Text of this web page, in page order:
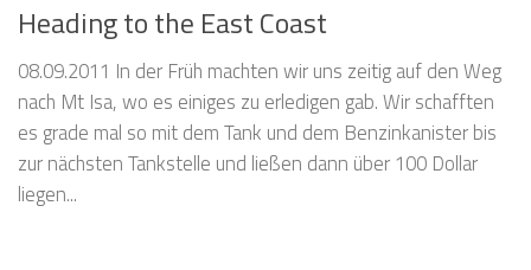
Heading to the East Coast
08.09.2011 In der Früh machten wir uns zeitig auf den Weg
nach Mt Isa, wo es einiges zu erledigen gab. Wir schafften
es grade mal so mit dem Tank und dem Benzinkanister bis
zur nächsten Tankstelle und ließen dann über 100 Dollar
liegen...